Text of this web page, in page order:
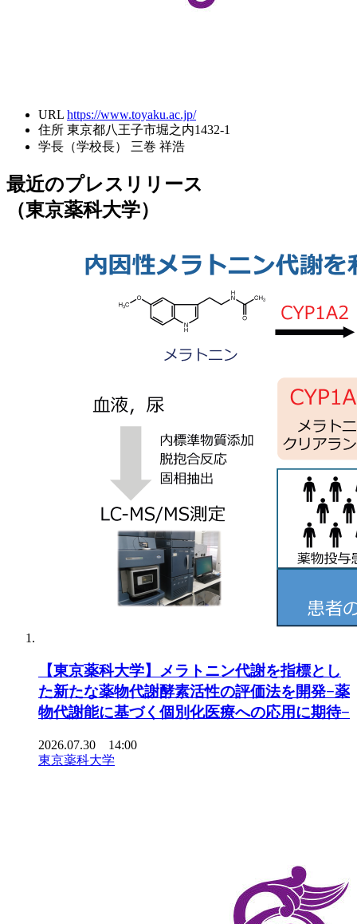
URL https://www.toyaku.ac.jp/
住所 東京都八王子市堀之内1432-1
学長（学校長）
三巻 祥浩
最近のプレスリリース
（東京薬科大学）
【東京薬科大学】メラトニン代謝を指標とし
た新たな薬物代謝酵素活性の評価法を開発−薬
物代謝能に基づく個別化医療への応用に期待−
2026.07.30 14:00
東京薬科大学